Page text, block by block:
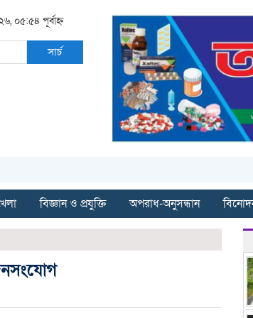
০৫:৫৪ পূর্বাহ্ন
সার্চ
বিজ্ঞান ও প্রযুক্তি অপরাধ-অনুসন্ধান